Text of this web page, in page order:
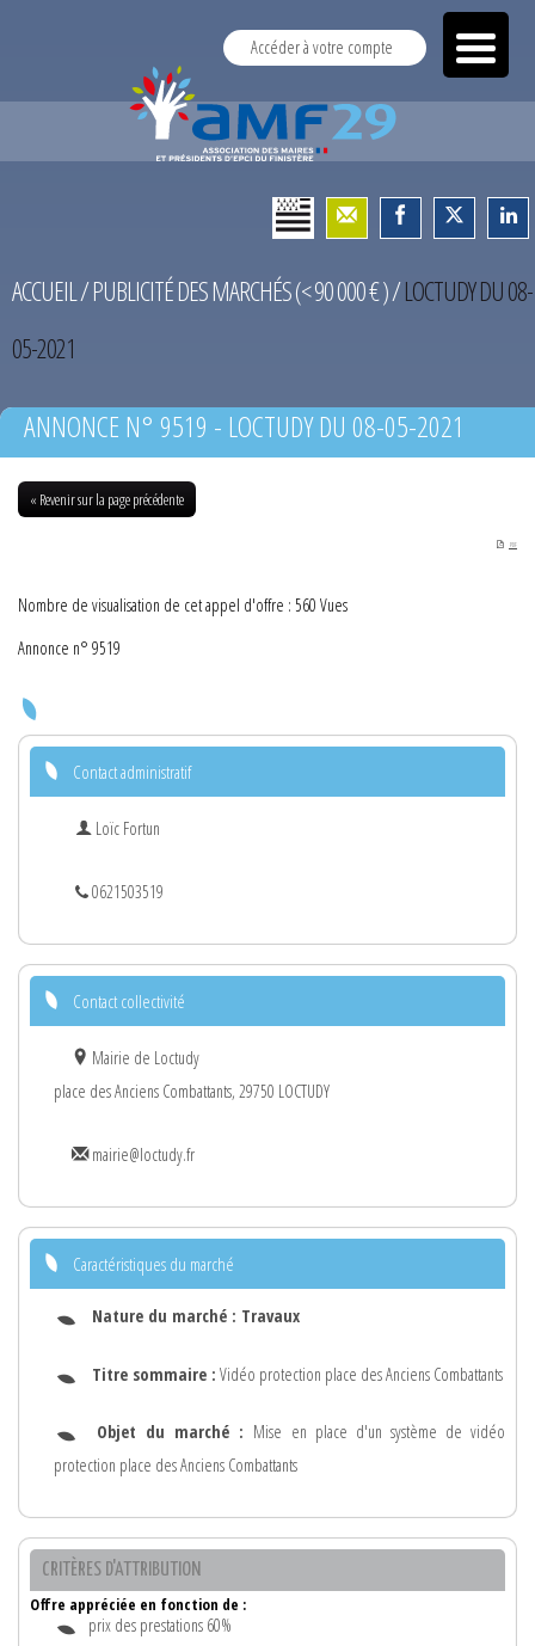
Accéder à votre compte
ACCUEIL/PUBLICITÉ DES MARCHÉS (< 90 000 € )/LOCTUDY DU 08-
05-2021
ANNONCE N° 9519 - LOCTUDY DU 08-05-2021
« Revenir sur la page précédente
PDF
Nombre de visualisation de cet appel d'offre : 560 Vues
Annonce n° 9519
Contact administratif
Loïc Fortun
0621503519
Contact collectivité
Mairie de Loctudy
place des Anciens Combattants, 29750 LOCTUDY
mairie@loctudy.fr
Caractéristiques du marché
Nature du marché : Travaux
Titre sommaire : Vidéo protection place des Anciens Combattants
Objet du marché : Mise en place d'un système de vidéo
protection place des Anciens Combattants
CRITÈRES D'ATTRIBUTION
Offre appréciée en fonction de :
prix des prestations 60%